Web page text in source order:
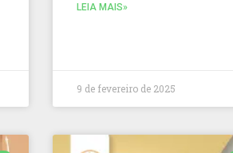
LEIA MAIS»
9 de fevereiro de 2025